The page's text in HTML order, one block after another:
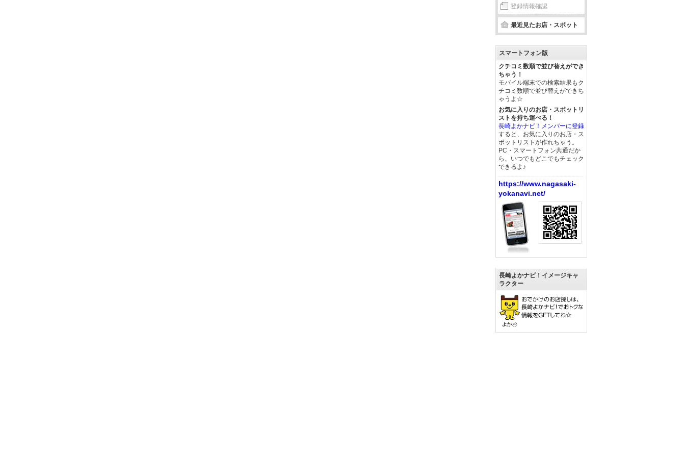
登録情報確認
最近見たお店・スポット
スマートフォン版
クチコミ数順で並び替えができ
ちゃう！
モバイル端末での検索結果もク
チコミ数順で並び替えができち
ゃうよ☆
お気に入りのお店・スポットリ
ストを持ち運べる！
長崎よかナビ！メンバーに登録
すると、お気に入りのお店・ス
ポットリストが作れちゃう。
PC・スマートフォン共通だか
ら、いつでもどこでもチェック
できるよ♪
https://www.nagasaki-
yokanavi.net/
長崎よかナビ！イメージキャ
ラクター